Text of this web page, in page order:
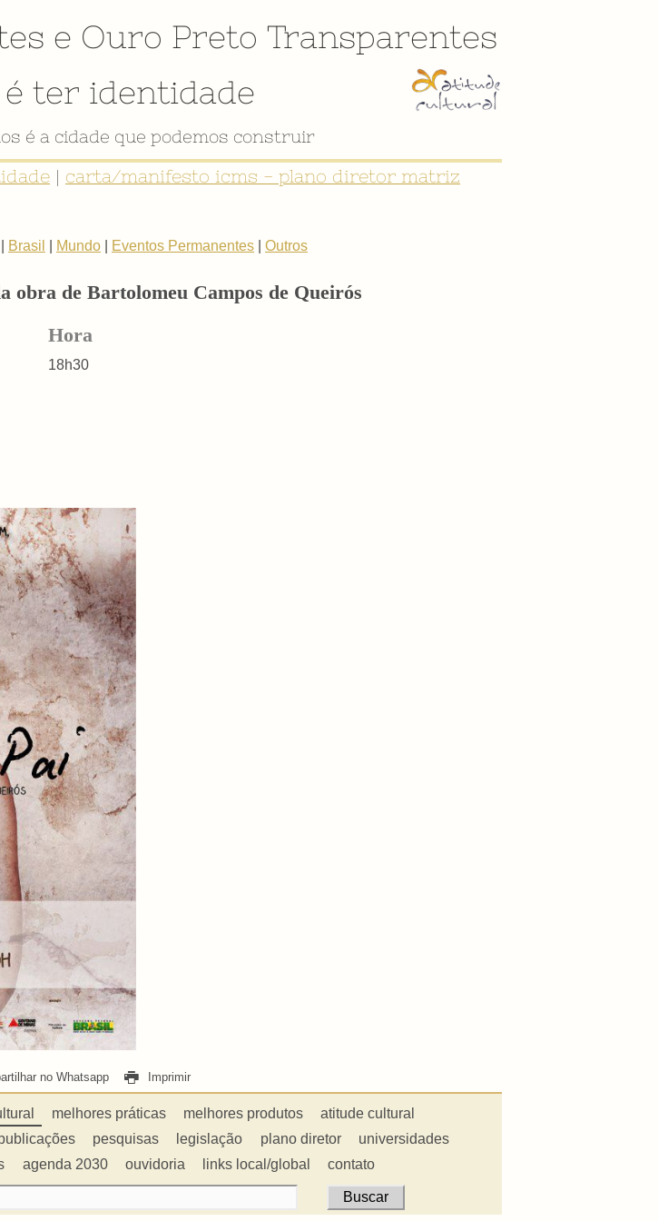
e Ouro Preto Transparentes
ter identidade
é a cidade que podemos construir
| carta/manifesto icms - plano diretor matriz
Brasil Mundo Eventos Permanentes Outros
obra de Bartolomeu Campos de Queirós
Hora
18h30
no Whatsapp Imprimir
melhores práticas melhores produtos
atitude cultural
pesquisas legislação plano diretor
universidades
agenda 2030 ouvidoria links local/global contato